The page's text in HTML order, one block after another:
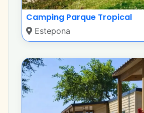
Camping Parque Tropical
Estepona